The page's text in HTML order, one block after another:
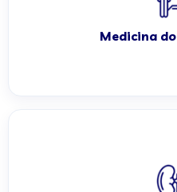
Medicina